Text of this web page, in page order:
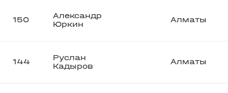
150
Александр
Юркин
Алматы
144
Руслан
Кадыров
Алматы